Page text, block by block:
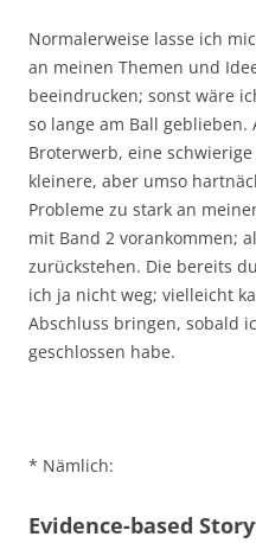
Normalerweise lasse ich
an meinen Themen und
beeindrucken; sonst wäre
so lange am Ball
Broterwerb, eine
kleinere, aber umso
Probleme zu stark an
mit Band 2 vorankommen;
zurückstehen. Die bereits
ich ja nicht weg; vielleicht
Abschluss bringen, sobald
geschlossen habe.
* Nämlich:
Evidence-based